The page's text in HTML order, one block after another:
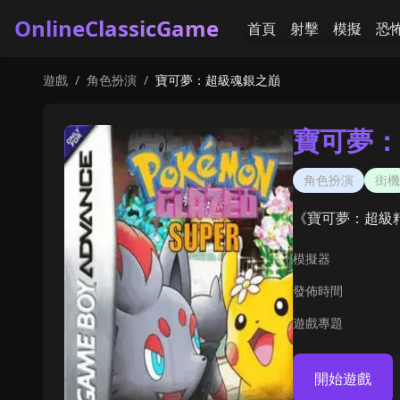
OnlineClassicGame 首頁 射擊 模擬 恐
遊戲 / 角色扮演 / 寶可夢：超級魂銀之巔
寶可夢
角色扮演 街機
《寶可夢：超
模擬器
發佈時間
遊戲專題
開始遊戲